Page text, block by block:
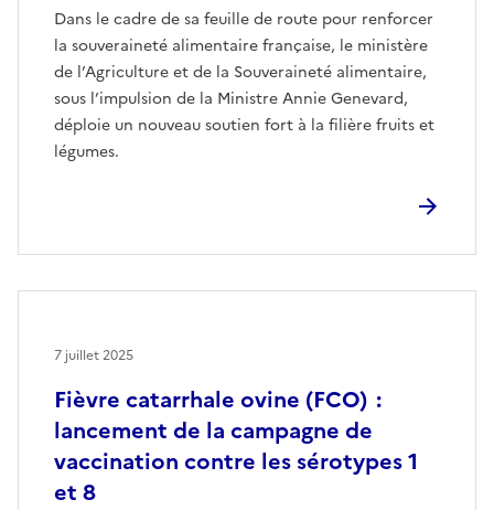
Dans le cadre de sa feuille de route pour renforcer
la souveraineté alimentaire française, le ministère
de l’Agriculture et de la Souveraineté alimentaire,
sous l’impulsion de la Ministre Annie Genevard,
déploie un nouveau soutien fort à la filière fruits et
légumes.
Fièvre catarrhale ovine (FCO) :
lancement de la campagne de
vaccination contre les sérotypes 1
et 8
7 juillet 2025